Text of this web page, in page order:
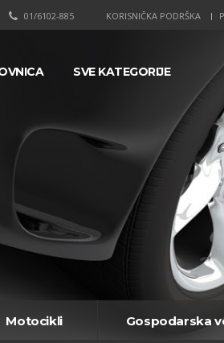
KORISNIČKA PODRŠKA
01/6102-885
SVE KATEGORIJE
Motocikli Gospodarska